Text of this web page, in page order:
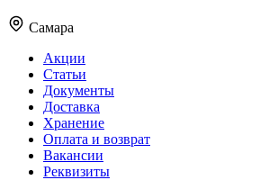
Самара
Акции
Статьи
Документы
Доставка
Хранение
Оплата и возврат
Вакансии
Реквизиты